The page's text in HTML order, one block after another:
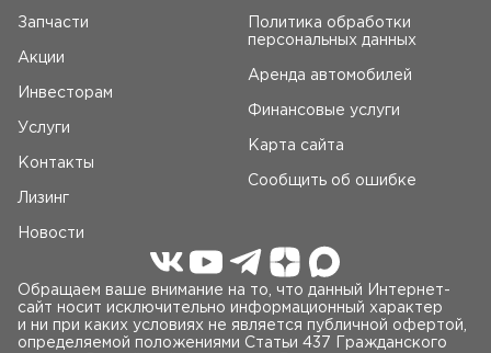
Запчасти
Акции
Инвесторам
Услуги
Контакты
Лизинг
Новости
Политика обработки
персональных данных
Аренда автомобилей
Финансовые услуги
Карта сайта
Сообщить об ошибке
Обращаем ваше внимание на то, что данный Интернет-
сайт носит исключительно информационный характер
и ни при каких условиях не является публичной офертой,
определяемой положениями Статьи 437 Гражданского